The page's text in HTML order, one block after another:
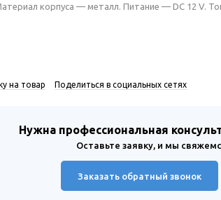
корпуса — металл. Питание — DC 12 V.
на товар Поделиться в социальных сетях
Нужна профессиональная
Оставьте заявку, и мы
Заказать обратный звонок